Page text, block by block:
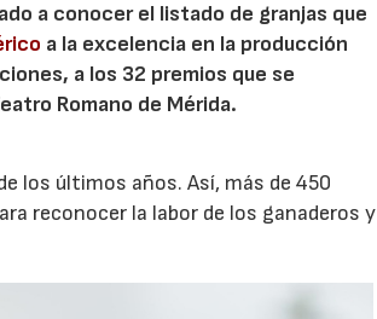
a conocer el listado de granjas que
a la excelencia en la producción
a los 32 premios que se
Romano de Mérida.
los últimos años. Así, más de 450
reconocer la labor de los ganaderos y